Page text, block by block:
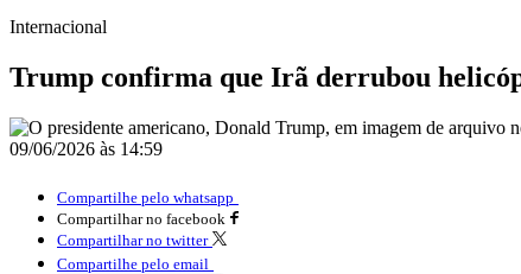
Internacional
Trump confirma que Irã derrubou
09/06/2026 às 14:59
Compartilhe pelo whatsapp
Compartilhar no facebook
Compartilhar no twitter
Compartilhe pelo email